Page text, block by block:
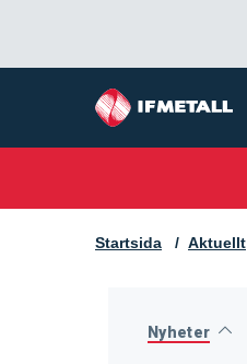
Startsida Aktuellt
Nyheter